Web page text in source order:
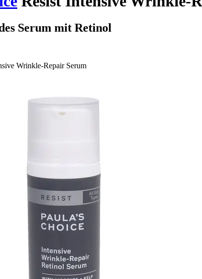
Serum mit Retinol
Wrinkle-Repair Serum